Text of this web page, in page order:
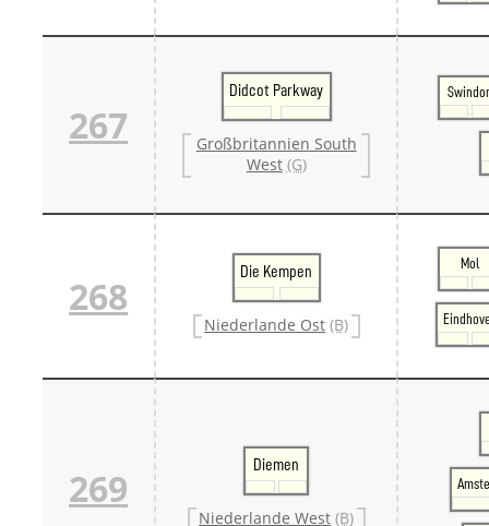
267
Didcot Parkway
Großbritannien South
West (G)
268
Die Kempen
Niederlande Ost (B)
Mol
269
Diemen
Niederlande West (B)